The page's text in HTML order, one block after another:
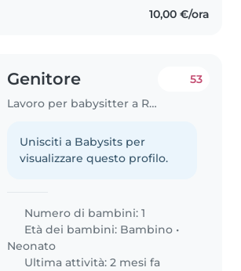
10,00 €/ora
Genitore
Lavoro per babysitter a Roma
53
Unisciti a Babysits per
visualizzare questo profilo.
Numero di bambini: 1
Età dei bambini: Bambino •
Neonato
Ultima attività: 2 mesi fa